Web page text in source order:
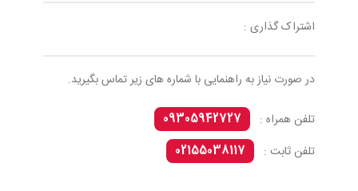
اشتراک گذاری :
در صورت نیاز به راهنمایی با شماره های زیر تماس بگیرید.
تلفن همراه :
09305942727
تلفن ثابت :
02155038117